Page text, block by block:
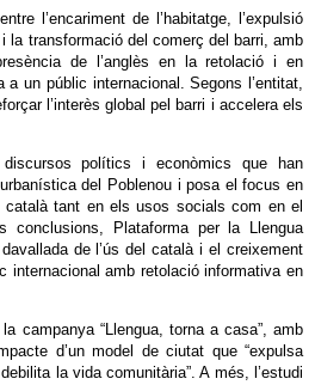
l’encariment de l’habitatge, l’expulsió
la transformació del comerç del barri, amb
de l’anglès en la retolació i en
a un públic internacional. Segons l’entitat,
l’interès global pel barri i accelera els
discursos polítics i econòmics que han
del Poblenou i posa el focus en
català tant en els usos socials com en el
conclusions, Plataforma per la Llengua
de l’ús del català i el creixement
internacional amb retolació informativa en
campanya “Llengua, torna a casa”, amb
d’un model de ciutat que “expulsa
la vida comunitària”. A més, l’estudi